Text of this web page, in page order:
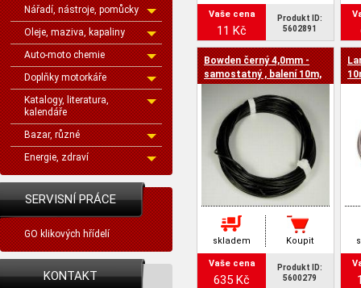
Nářadí, nástroje, pomůcky
Oleje, maziva, kapaliny
Auto-moto chemie
Doplňky motorkáře
Katalogy, literatura,
kalendáře
Bazar, různé
Energie, zdraví
SERVISNÍ PRÁCE
GO klikových hřídelí
KONTAKT
Vaše cena
11 Kč
Produkt ID:
5602891
Bowden černý 4,0mm -
samostatný , balení 10m,
skladem Koupit
Vaše cena
635 Kč
Produkt ID:
5600279